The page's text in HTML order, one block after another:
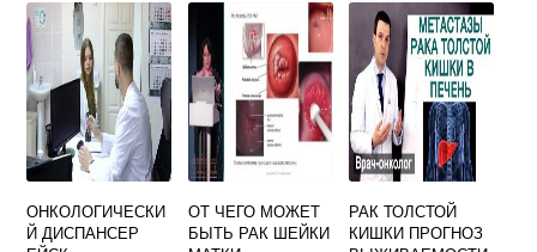
ОНКОЛОГИЧЕСКИ
Й ДИСПАНСЕР
ОТ ЧЕГО МОЖЕТ
БЫТЬ РАК ШЕЙКИ
РАК ТОЛСТОЙ
КИШКИ ПРОГНОЗ